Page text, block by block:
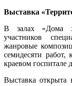
Выставка
В залах «Дома
участников
жанровые
семидесяти работ,
краевом госпитале
Выставка открыта